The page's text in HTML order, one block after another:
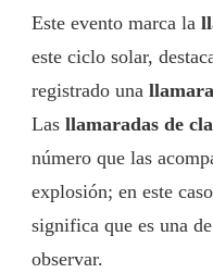
Este evento marca la
este ciclo solar,
registrado una
Las llamaradas de
número que las
explosión; en este
significa que es una
observar.